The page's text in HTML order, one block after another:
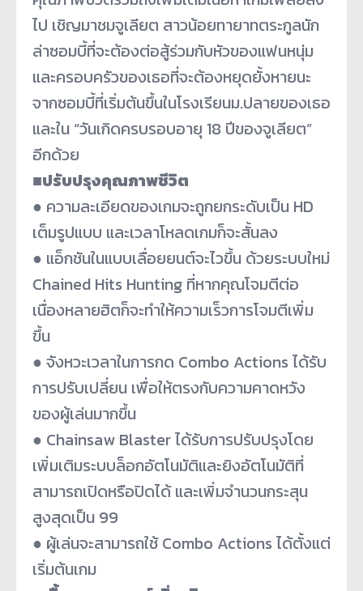
ไป เชิญมาชมจูเลียต สาวน้อยทายาทตระกูลนัก
ล่าซอมบี้ที่จะต้องต่อสู้ร่วมกับหัวของแฟนหนุ่ม
และครอบครัวของเธอที่จะต้องหยุดยั้งหายนะ
จากซอมบี้ที่เริ่มต้นขึ้นในโรงเรียนม.ปลายของเธอ
และใน “วันเกิดครบรอบอายุ 18 ปีของจูเลียต”
อีกด้วย
■ปรับปรุงคุณภาพชีวิต
● ความละเอียดของเกมจะถูกยกระดับเป็น HD
เต็มรูปแบบ และเวลาโหลดเกมก็จะสั้นลง
● แอ็กชันในแบบเลื่อยยนต์จะไวขึ้น ด้วยระบบใหม่
Chained Hits Hunting ที่หากคุณโจมตีต่อ
เนื่องหลายฮิตก็จะทำให้ความเร็วการโจมตีเพิ่ม
ขึ้น
● จังหวะเวลาในการกด Combo Actions ได้รับ
การปรับเปลี่ยน เพื่อให้ตรงกับความคาดหวัง
ของผู้เล่นมากขึ้น
● Chainsaw Blaster ได้รับการปรับปรุงโดย
เพิ่มเติมระบบล็อกอัตโนมัติและยิงอัตโนมัติที่
สามารถเปิดหรือปิดได้ และเพิ่มจำนวนกระสุน
สูงสุดเป็น 99
● ผู้เล่นจะสามารถใช้ Combo Actions ได้ตั้งแต่
เริ่มต้นเกม